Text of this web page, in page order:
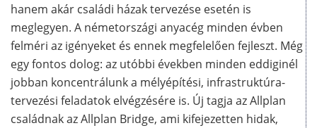
hanem akár családi házak tervezése esetén is
meglegyen. A németországi anyacég minden évben
felméri az igényeket és ennek megfelelően fejleszt. Még
egy fontos dolog: az utóbbi években minden eddiginél
jobban koncentrálunk a mélyépítési, infrastruktúra-
tervezési feladatok elvégzésére is. Új tagja az Allplan
családnak az Allplan Bridge, ami kifejezetten hidak,